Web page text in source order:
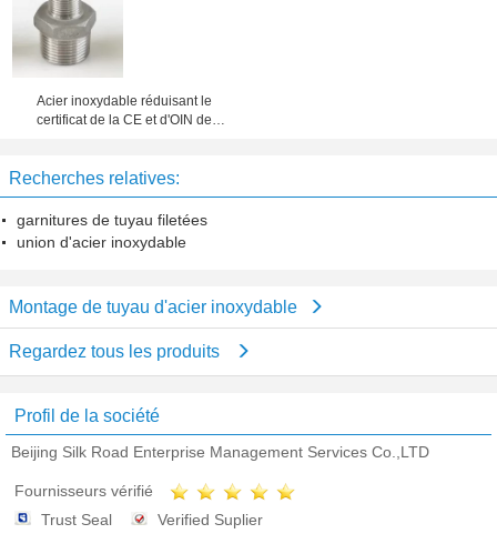
Acier inoxydable réduisant le
certificat de la CE et d'OIN de
Recherches relatives:
garnitures de tuyau filetées
union d'acier inoxydable
Montage de tuyau d'acier inoxydable
Regardez tous les produits
Profil de la société
Beijing Silk Road Enterprise Management Services Co.,LTD
Fournisseurs vérifié
Trust Seal
Verified Suplier